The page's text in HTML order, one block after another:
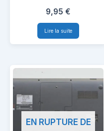
19.5V
2.31A
–
–
Connecteur
–
Original
9,95 €
Lire la suite
EN RUPTURE DE